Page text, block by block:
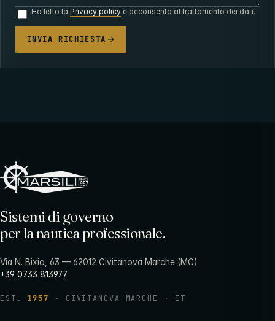
Ho letto la Privacy policye acconsento al trattamento dei dati.
INVIA RICHIESTA
Sistemi di governo
per la nautica professionale.
Via N. Bixio, 63 — 62012 Civitanova Marche (MC)
+39 0733 813977
EST. 1957 · CIVITANOVA MARCHE · IT